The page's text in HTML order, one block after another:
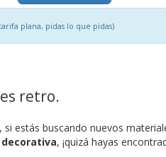
plana, pidas lo que pidas)
retro.
estás buscando nuevos
, ¡quizá hayas